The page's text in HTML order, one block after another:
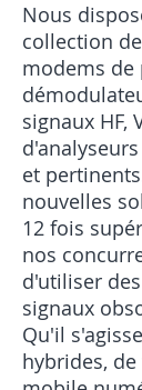
Nous
collection
modems de
signaux HF,
et
nouvelles
12 fois
nos
d'utiliser
signaux
Qu'il
hybrides,